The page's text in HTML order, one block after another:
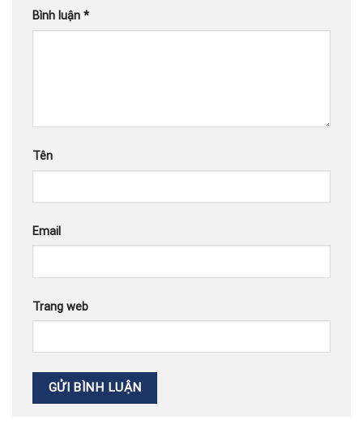
Bình luận *
Tên
Email
Trang web